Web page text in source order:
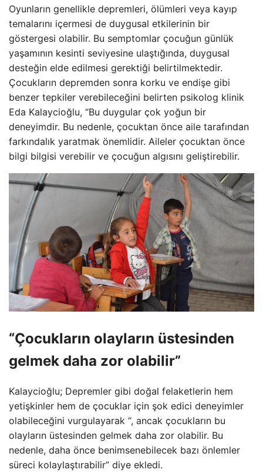
Oyunların genellikle depremleri, ölümleri veya kayıp
temalarını içermesi de duygusal etkilerinin bir
göstergesi olabilir. Bu semptomlar çocuğun günlük
yaşamının kesinti seviyesine ulaştığında, duygusal
desteğin elde edilmesi gerektiği belirtilmektedir.
Çocukların depremden sonra korku ve endişe gibi
benzer tepkiler verebileceğini belirten psikolog klinik
Eda Kalaycioğlu, “Bu duygular çok yoğun bir
deneyimdir. Bu nedenle, çocuktan önce aile tarafından
farkındalık yaratmak önemlidir. Aileler çocuktan önce
bilgi bilgisi verebilir ve çocuğun algısını geliştirebilir.
“Çocukların olayların üstesinden
gelmek daha zor olabilir”
Kalaycioğlu; Depremler gibi doğal felaketlerin hem
yetişkinler hem de çocuklar için şok edici deneyimler
olabileceğini vurgulayarak “, ancak çocukların bu
olayların üstesinden gelmek daha zor olabilir. Bu
nedenle, daha önce benimsenebilecek bazı önlemler
süreci kolaylaştırabilir” diye ekledi.